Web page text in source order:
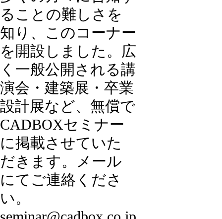
ることの難しさを
知り、このコーナー
を開設しました。広
く一般公開される講
演会・建築展・卒業
設計展など、無償で
CADBOXセミナー
に掲載させていた
だきます。メール
にてご連絡くださ
い。